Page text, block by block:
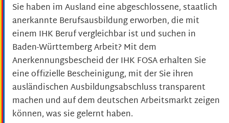
Sie haben im Ausland eine abgeschlossene, staatlich
anerkannte Berufsausbildung erworben, die mit
einem IHK Beruf vergleichbar ist und suchen in
Baden-Württemberg Arbeit? Mit dem
Anerkennungsbescheid der IHK FOSA erhalten Sie
eine offizielle Bescheinigung, mit der Sie ihren
ausländischen Ausbildungsabschluss transparent
machen und auf dem deutschen Arbeitsmarkt zeigen
können, was sie gelernt haben.